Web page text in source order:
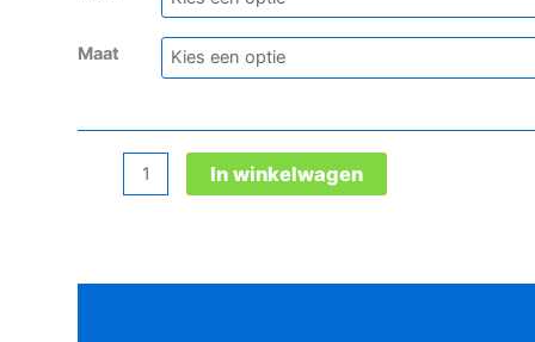
Maat
Accelerate
aantal
In winkelwagen